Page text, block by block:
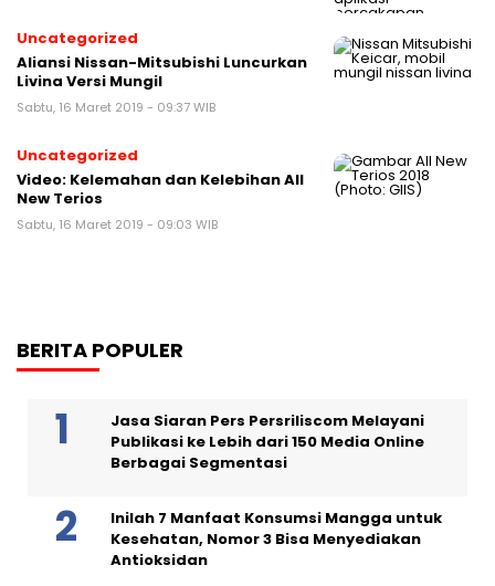
Uncategorized
Aliansi Nissan-Mitsubishi Luncurkan
Livina Versi Mungil
Sabtu, 16 Maret 2019 - 09:37 WIB
Uncategorized
Video: Kelemahan dan Kelebihan All
New Terios
Sabtu, 16 Maret 2019 - 09:03 WIB
BERITA POPULER
Jasa Siaran Pers Persriliscom Melayani
Publikasi ke Lebih dari 150 Media Online
Berbagai Segmentasi
Inilah 7 Manfaat Konsumsi Mangga untuk
Kesehatan, Nomor 3 Bisa Menyediakan
Antioksidan